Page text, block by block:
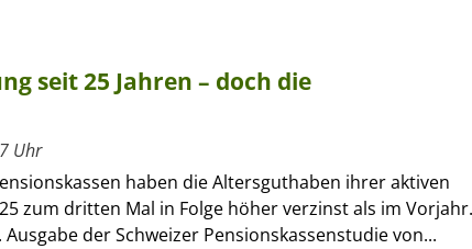
seit 25 Jahren – doch die
Uhr
haben die Altersguthaben ihrer aktiven
zum dritten Mal in Folge höher verzinst als im Vorjahr.
Ausgabe der Schweizer Pensionskassenstudie von...